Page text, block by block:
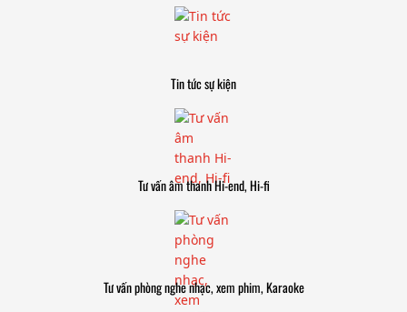
Tin tức sự kiện
Tư vấn âm thanh Hi-end, Hi-fi
Tư vấn phòng nghe nhạc, xem phim, Karaoke